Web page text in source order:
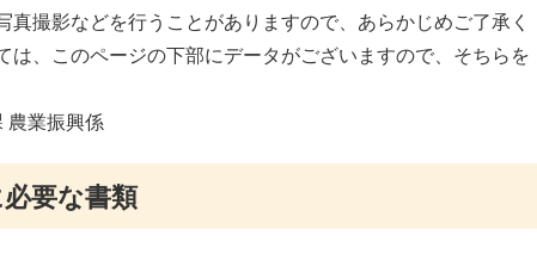
真撮影などを行うことがありますので、あらかじめご了承く
は、このページの下部にデータがございますので、そちらを
農業振興係
要な書類